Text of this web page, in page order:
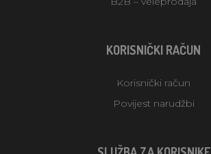
KORISNIČKI RAČUN
Korisnički račun
Povijest narudžbi